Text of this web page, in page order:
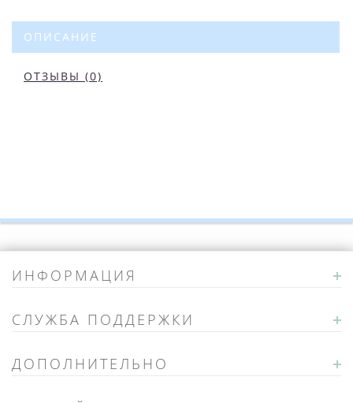
ОПИСАНИЕ
ОТЗЫВЫ (0)
ИНФОРМАЦИЯ
СЛУЖБА ПОДДЕРЖКИ
ДОПОЛНИТЕЛЬНО